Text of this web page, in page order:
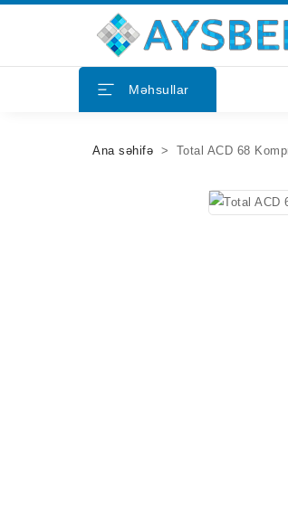
Məhsullar
Ana səhifə Total ACD 68